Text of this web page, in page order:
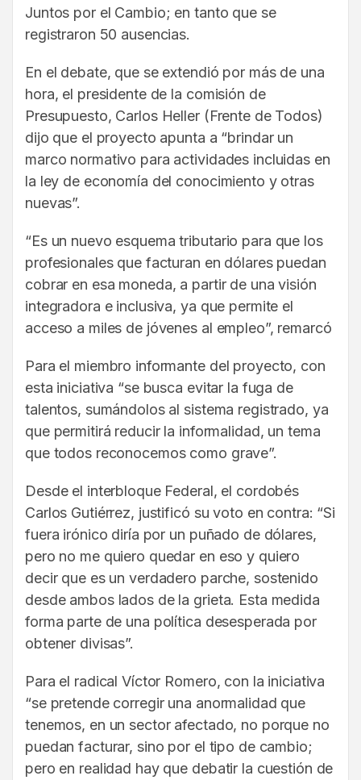
Juntos por el Cambio; en tanto que se
registraron 50 ausencias.
En el debate, que se extendió por más de una
hora, el presidente de la comisión de
Presupuesto, Carlos Heller (Frente de Todos)
dijo que el proyecto apunta a “brindar un
marco normativo para actividades incluidas en
la ley de economía del conocimiento y otras
nuevas”.
“Es un nuevo esquema tributario para que los
profesionales que facturan en dólares puedan
cobrar en esa moneda, a partir de una visión
integradora e inclusiva, ya que permite el
acceso a miles de jóvenes al empleo”, remarcó
Para el miembro informante del proyecto, con
esta iniciativa “se busca evitar la fuga de
talentos, sumándolos al sistema registrado, ya
que permitirá reducir la informalidad, un tema
que todos reconocemos como grave”.
Desde el interbloque Federal, el cordobés
Carlos Gutiérrez, justificó su voto en contra: “Si
fuera irónico diría por un puñado de dólares,
pero no me quiero quedar en eso y quiero
decir que es un verdadero parche, sostenido
desde ambos lados de la grieta. Esta medida
forma parte de una política desesperada por
obtener divisas”.
Para el radical Víctor Romero, con la iniciativa
“se pretende corregir una anormalidad que
tenemos, en un sector afectado, no porque no
puedan facturar, sino por el tipo de cambio;
pero en realidad hay que debatir la cuestión de